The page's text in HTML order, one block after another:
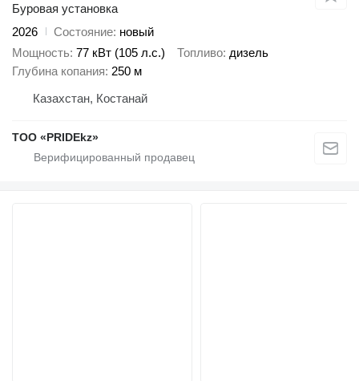
Буровая установка
2026
Состояние новый
Мощность 77 кВт (105 л.с.) Топливо дизель
Глубина копания 250 м
Казахстан, Костанай
ТОО «PRIDEkz»